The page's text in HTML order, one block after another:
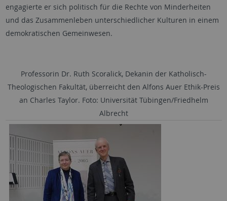
engagierte er sich politisch für die Rechte von Minderheiten
und das Zusammenleben unterschiedlicher Kulturen in einem
demokratischen Gemeinwesen.
Professorin Dr. Ruth Scoralick, Dekanin der Katholisch-
Theologischen Fakultät, überreicht den Alfons Auer Ethik-Preis
an Charles Taylor. Foto: Universität Tübingen/Friedhelm
Albrecht